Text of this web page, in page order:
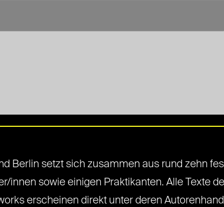
Berlin setzt sich zusammen aus rund zehn
innen sowie einigen Praktikanten. Alle Texte
erscheinen direkt unter deren